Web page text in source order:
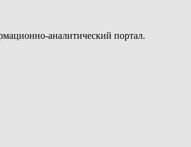
аналитический портал.